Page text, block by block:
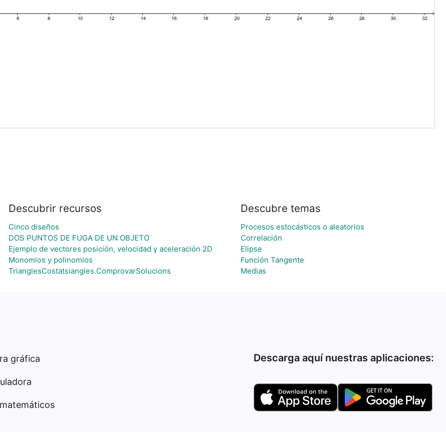
Descubrir recursos
Cinco diseños
DOS PUNTOS DE FUGA DE UN OBJETO
Ejemplo de vectores posición, velocidad y aceleración 2D
Monomios y polinomios
TrianglesCostatsiangles.ComprovarSolucions
Descubre temas
Procesos estocásticos o aleatorios
Correlación
Elipse
Función Tangente
Medias
gráfica Descarga aquí nuestras aplicaciones: